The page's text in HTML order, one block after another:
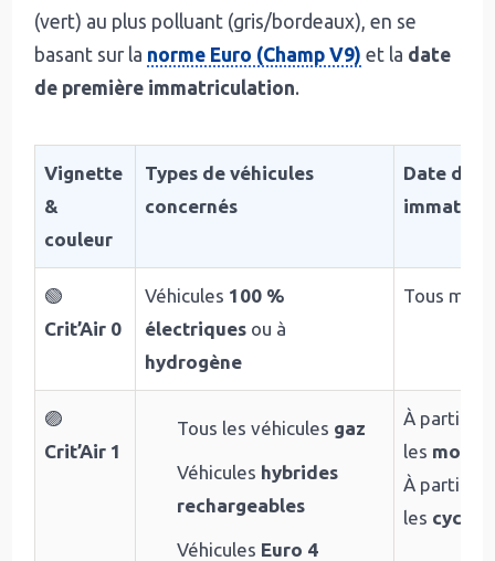
(vert) au plus polluant (gris/bordeaux), en se
basant sur la norme Euro (Champ V9) et la date
de première immatriculation.
Vignette
&
couleur
Types de véhicules
concernés
Date de 1
🟢
Crit’Air 0
Véhicules 100 %
électriques ou à
hydrogène
Tous
🟣
Crit’Air 1
Tous les véhicules gaz
Véhicules hybrides
rechargeables
Véhicules Euro 4
À partir
les
À partir
les